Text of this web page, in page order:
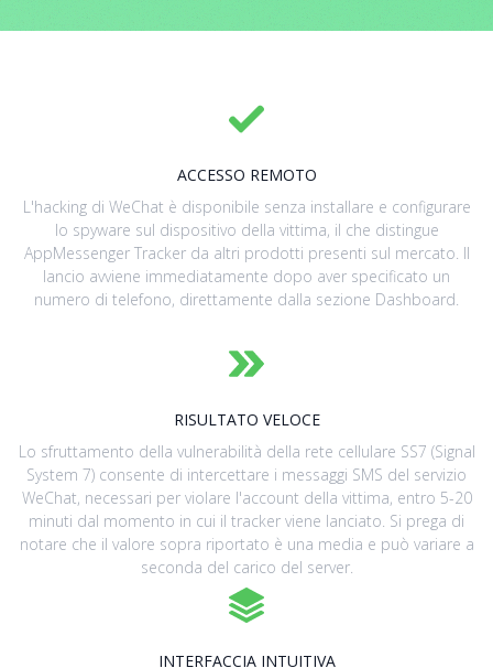
ACCESSO REMOTO
L'hacking di WeChat è disponibile senza installare e configurare
lo spyware sul dispositivo della vittima, il che distingue
AppMessenger Tracker da altri prodotti presenti sul mercato. Il
lancio avviene immediatamente dopo aver specificato un
numero di telefono, direttamente dalla sezione Dashboard.
RISULTATO VELOCE
Lo sfruttamento della vulnerabilità della rete cellulare SS7 (Signal
System 7) consente di intercettare i messaggi SMS del servizio
WeChat, necessari per violare l'account della vittima, entro 5-20
minuti dal momento in cui il tracker viene lanciato. Si prega di
notare che il valore sopra riportato è una media e può variare a
seconda del carico del server.
INTERFACCIA INTUITIVA